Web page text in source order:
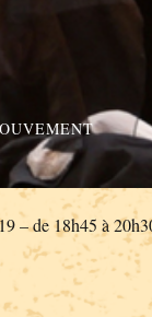
– de 18h45 à